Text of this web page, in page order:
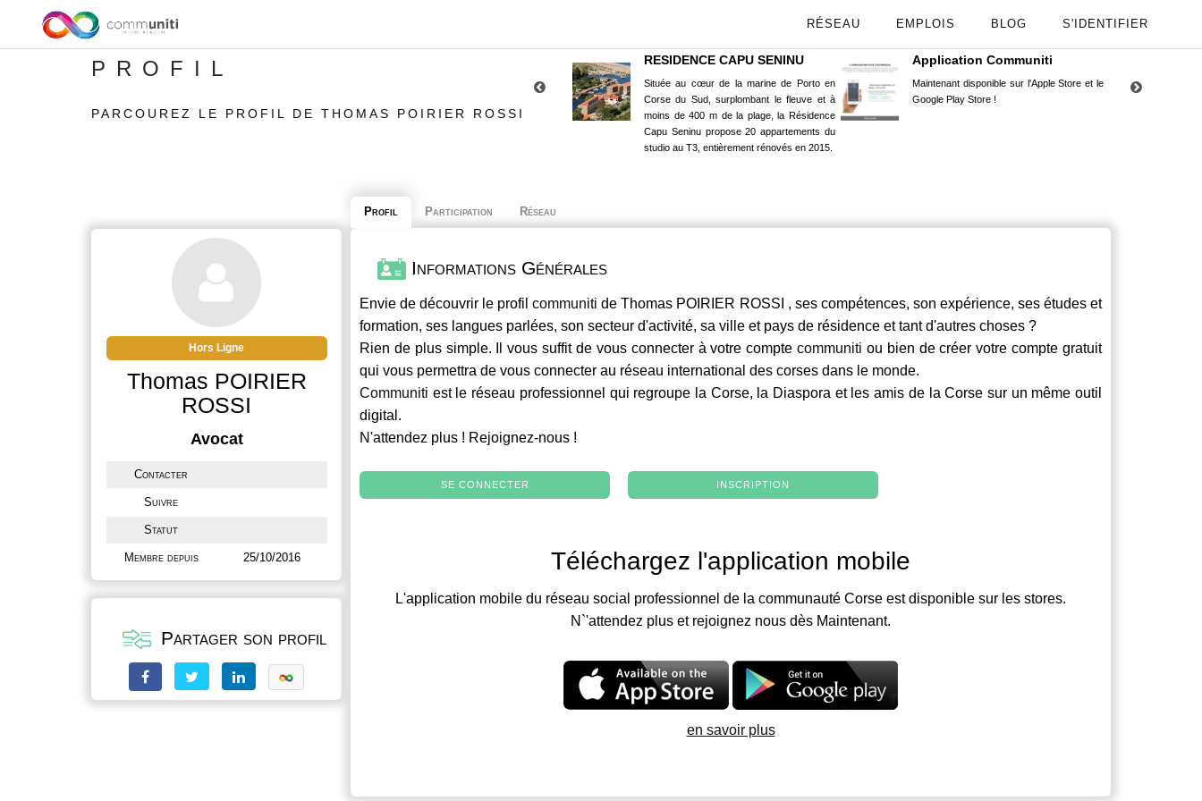
RÉSEAU EMPLOIS BLOG S'IDENTIFIER
PROFIL
PARCOUREZ LE PROFIL DE THOMAS POIRIER ROSSI
RESIDENCE CAPU SENINU
Située au cœur de la marine de Porto en
Corse du Sud, surplombant le fleuve et à
moins de 400 m de la plage, la Résidence
Capu Seninu propose 20 appartements du
studio au T3, entièrement rénovés en 2015.
Application Communiti
Maintenant disponible sur l'Apple Store et le
Google Play Store !
Hors Ligne
Thomas POIRIER
ROSSI
Avocat
Contacter
Suivre
Statut
Membre depuis 25/10/2016
Partager son profil
Profil Participation Réseau
Informations Générales
Envie de découvrir le profilcommuniti de Thomas POIRIER ROSSI , ses compétences, son expérience, ses études et
formation, ses langues parlées, son secteur d'activité, sa ville et pays de résidence et tant d'autres choses ?
Rien de plus simple. Il vous suffit de vous connecter à votre comptecommuniti ou bien de créer votre compte gratuit
qui vous permettra de vous connecter au réseau international des corses dans le monde.
Communiti est le réseau professionnel qui regroupe la Corse, la Diaspora et les amis de la Corse sur un même outil
digital.
N'attendez plus ! Rejoignez-nous !
SE CONNECTER INSCRIPTION
Téléchargez l'application mobile
L'application mobile du réseau social professionnel de la communauté Corse est disponible sur les stores.
N`'attendez plus et rejoignez nous dès Maintenant.
en savoir plus